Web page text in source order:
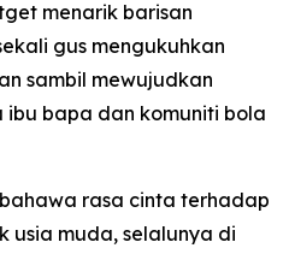
menarik barisan
gus mengukuhkan
sambil mewujudkan
ibu bapa dan komuniti bola
rasa cinta terhadap
usia muda, selalunya di